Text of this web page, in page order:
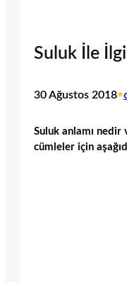
Suluk İle
30 Ağustos 2018•
Suluk anlamı
cümleler için